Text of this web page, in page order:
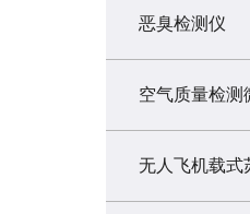
恶臭检测仪
空气质量检测
无人飞机载式